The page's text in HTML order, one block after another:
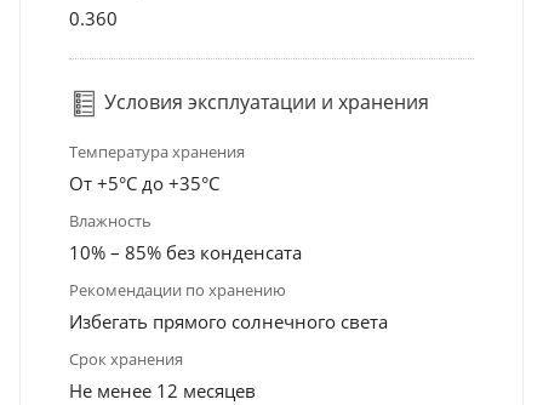
0.360
Условия эксплуатации и хранения
Температура хранения
От +5°С до +35°С
Влажность
10% – 85% без конденсата
Рекомендации по хранению
Избегать прямого солнечного света
Срок хранения
Не менее 12 месяцев